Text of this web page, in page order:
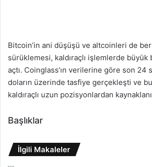
Bitcoin’in ani düşüşü ve altcoinleri de
sürüklemesi, kaldıraçlı işlemlerde büyük
açtı. Coinglass’ın verilerine göre son 24
doların üzerinde tasfiye gerçekleşti ve bu
kaldıraçlı uzun pozisyonlardan
Başlıklar
İlgili Makaleler